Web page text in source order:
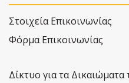
Στοιχεία Επικοινωνίας
Φόρμα Επικοινωνίας
Δίκτυο για τα Δικαιώματα